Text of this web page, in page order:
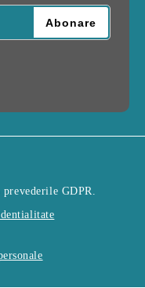
prevederile GDPR.